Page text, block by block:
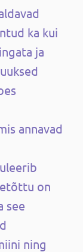
ka kui
ja
annavad
on
see
ning